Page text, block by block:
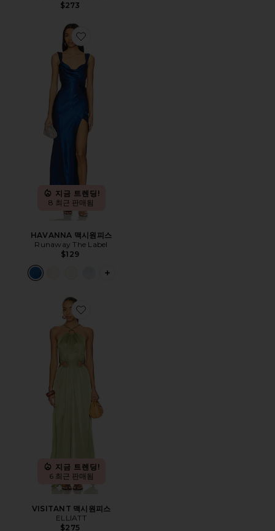
$273
Favorite HAVANNA 맥시원피스
지금 트렌딩!
8 최근 판매됨
HAVANNA 맥시원피스
Runaway The Label
$129
PLUS ICON TO SEE MORE OPTIONS
Favorite VISITANT 맥시원피스
지금 트렌딩!
6 최근 판매됨
VISITANT 맥시원피스
ELLIATT
$275